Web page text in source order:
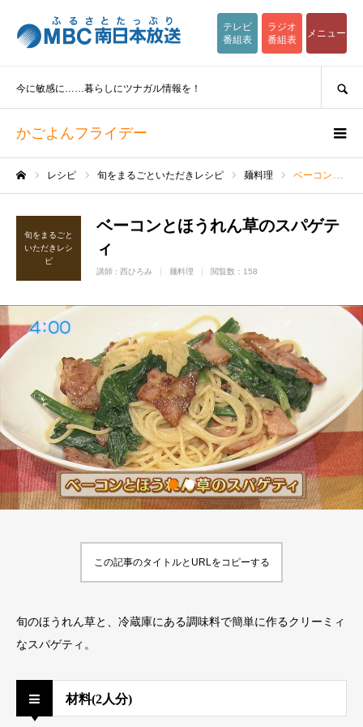
テレビ
番組表
ラジオ
番組表
メニュー
かごよんフライデー
今に敏感に……暮らしにツナガル情報を！
レシピ 旬をまるごといただきレシピ 麺料理 ベーコンとほうれん草のスパゲティ
旬をまるごと
いただきレシ
ピ
ベーコンとほうれん草のスパゲテ
ィ
講師 : 西ひろみ 麺料理 閲覧数：158
この記事のタイトルとURLをコピーする
旬のほうれん草と、冷蔵庫にある調味料で簡単に作るクリーミィ
なスパゲティ。
材料(2人分)